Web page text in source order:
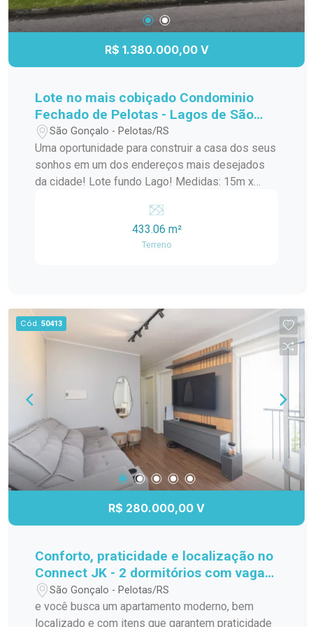
R$ 1.380.000,00 V
Lote no mais cobiçado Condominio
Fechado de Pelotas - Lagos de São
Gonçalo!
São Gonçalo - Pelotas/RS
Uma oportunidade para construir a casa dos seus
sonhos em um dos endereços mais desejados
da cidade! Lote fundo Lago! Medidas: 15m x
projeto residencial de alto padrão Excelente
aproveitamento do terreno Ideal para quem busca
conforto, privacidade e qualidade de vida Invista
433.06 m²
Terreno
Cód. 50413
R$ 280.000,00 V
Conforto, praticidade e localização no
Connect JK - 2 dormitórios com vaga
privativa!
São Gonçalo - Pelotas/RS
e você busca um apartamento moderno, bem
localizado e com itens que garantem praticidade